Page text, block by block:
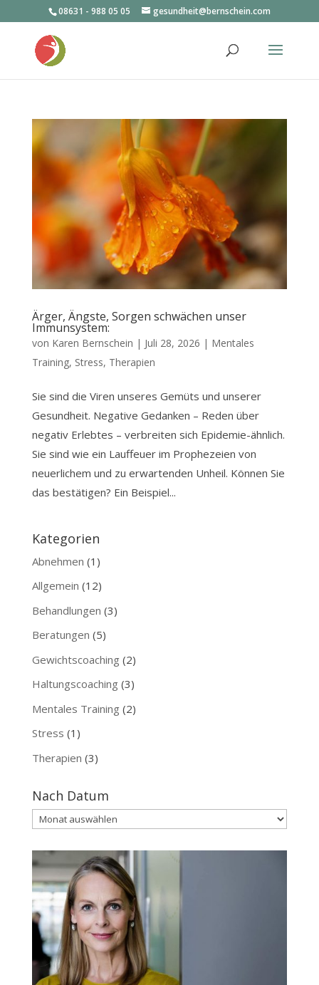
08631 - 988 05 05 gesundheit@bernschein.com
Ärger, Ängste, Sorgen schwächen unser
Immunsystem:
von Karen Bernschein | Juli 28, 2026 | Mentales
Training, Stress, Therapien
Sie sind die Viren unseres Gemüts und unserer
Gesundheit. Negative Gedanken – Reden über
negativ Erlebtes – verbreiten sich Epidemie-ähnlich.
Sie sind wie ein Lauffeuer im Prophezeien von
neuerlichem und zu erwartenden Unheil. Können Sie
das bestätigen? Ein Beispiel...
Kategorien
Abnehmen (1)
Allgemein (12)
Behandlungen (3)
Beratungen (5)
Gewichtscoaching (2)
Haltungscoaching (3)
Mentales Training (2)
Stress (1)
Therapien (3)
Nach Datum
Nach